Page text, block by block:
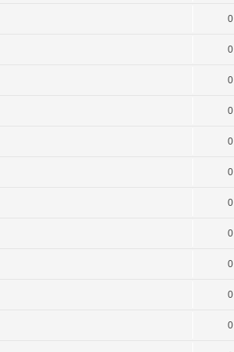
0
0
0
0
0
0
0
0
0
0
0